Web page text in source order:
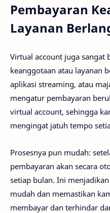
Pembayaran
Layanan
Virtual account juga sangat
keanggotaan atau layanan
aplikasi streaming, atau
mengatur pembayaran
virtual account, sehingga
mengingat jatuh tempo
Prosesnya pun mudah:
pembayaran akan secara
setiap bulan. Ini
mudah dan memastikan
membayar dan terhindar